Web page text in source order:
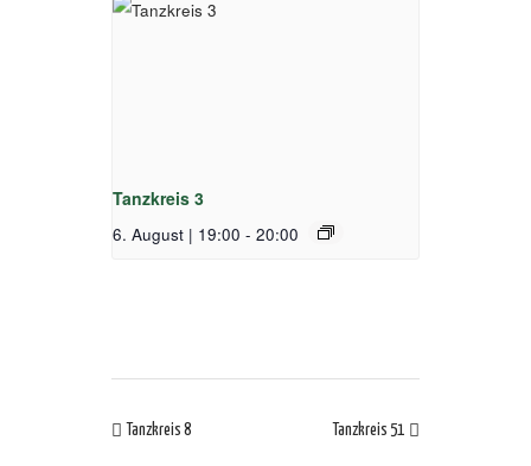
Tanzkreis 3
6. August | 19:00 - 20:00
Tanzkreis 8 Tanzkreis 51